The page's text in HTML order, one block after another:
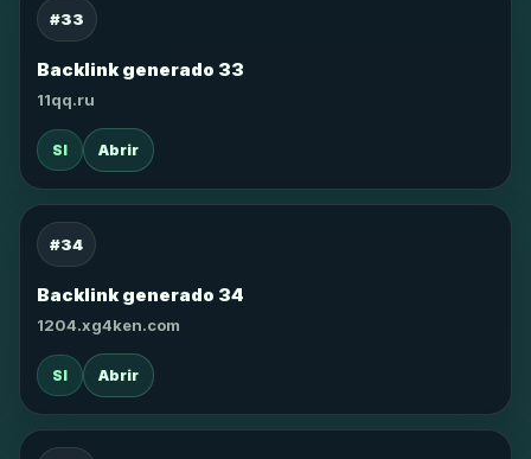
#33
Backlink generado 33
11qq.ru
SI Abrir
#34
Backlink generado 34
1204.xg4ken.com
SI Abrir